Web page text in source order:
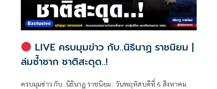
LIVE ครบมุมข่าว กับ..นิธินาฏ ราชนิยม |
ล่มซ้ำซาก ชาติสะดุด..!
ครบมุมข่าว กับ..นิธินาฏ ราชนิยม : วันพฤหัสบดีที่ 6 สิงหาคม